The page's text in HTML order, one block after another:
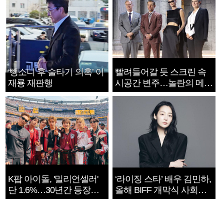
‘뺑소니 후 술타기 의혹’ 이
재룡 재판행
빨려들어갈 듯 스크린 속
시공간 변주…놀란의 메시
지는 ‘전쟁 속죄’
K팝 아이돌, '밀리언셀러'
단 1.6%…30년간 등장
1182개팀 전수조사
‘라이징 스타’ 배우 김민하,
올해 BIFF 개막식 사회자
확정